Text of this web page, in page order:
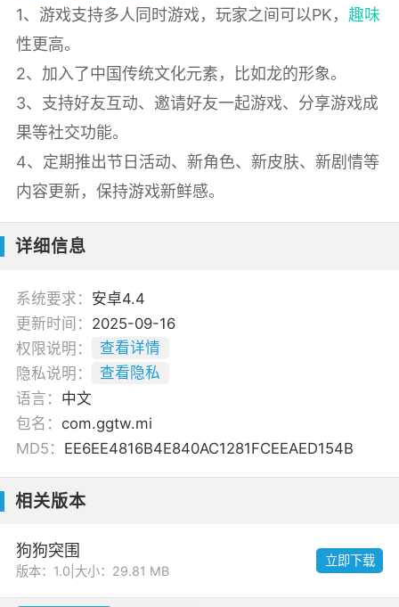
1、游戏支持多人同时游戏，玩家之间可以PK， 趣味
性更高。
2、加入了中国传统文化元素，比如龙的形象。
3、支持好友互动、邀请好友一起游戏、分享游戏成
果等社交功能。
4、定期推出节日活动、新角色、新皮肤、新剧情等
内容更新，保持游戏新鲜感。
详细信息
系统要求： 安卓4.4
更新时间： 2025-09-16
权限说明：
查看详情
隐私说明：
查看隐私
语言： 中文
包名： com.ggtw.mi
MD5： EE6EE4816B4E840AC1281FCEEAED154B
相关版本
狗狗突围
版本：1.0 大小：29.81 MB
立即下载